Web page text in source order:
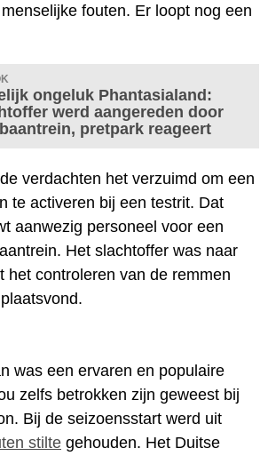
fouten. Er loopt nog een
ongeluk Phantasialand:
werd aangereden door
pretpark reageert
verdachten het verzuimd om een
te activeren bij een testrit. Dat
aanwezig personeel voor een
Het slachtoffer was naar
het controleren van de remmen
plaatsvond.
was een ervaren en populaire
zelfs betrokken zijn geweest bij
Bij de seizoensstart werd uit
stilte gehouden. Het Duitse